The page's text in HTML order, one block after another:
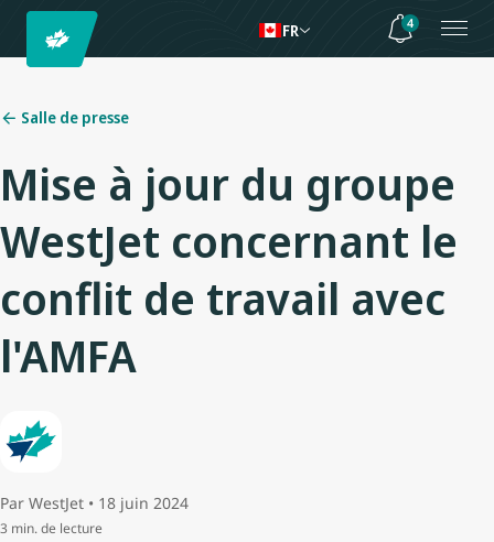
FR 4
Salle de presse
Mise à jour du groupe
WestJet concernant le
conflit de travail avec
l'AMFA
Par WestJet • 18 juin 2024
3 min. de lecture